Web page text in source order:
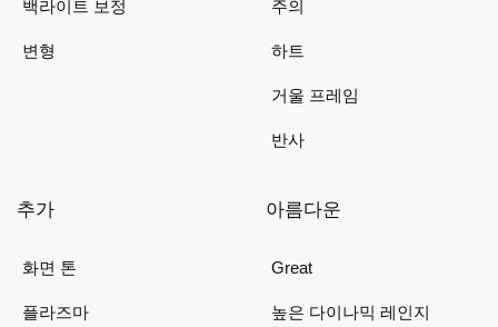
백라이트 보정
변형
주의
하트
거울 프레임
반사
추가
화면 톤
플라즈마
아름다운
Great
높은 다이나믹 레인지